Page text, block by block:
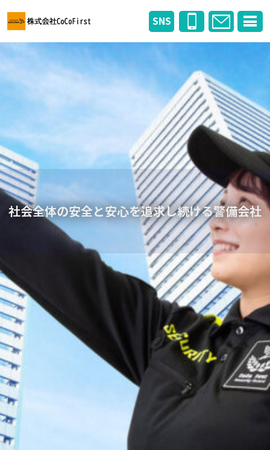
SNS
社会全体の安全と安心を追求し続ける警備会社